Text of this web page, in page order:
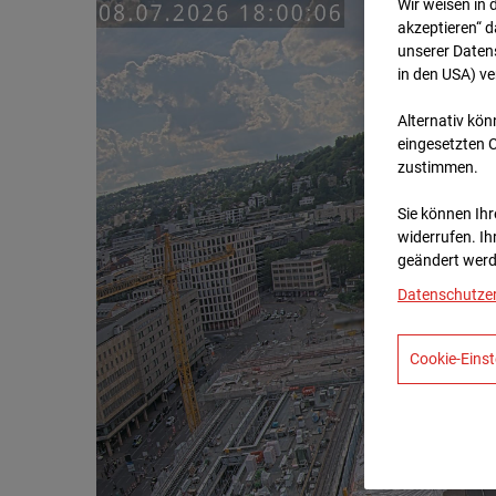
Wir weisen in
akzeptieren“
unserer
in den USA)
Alternativ
eingesetzten
zustimmen.
Sie können
widerrufen.
geändert
Cookie-